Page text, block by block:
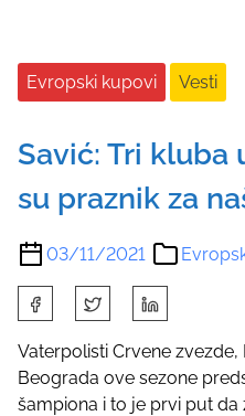
Evropski kupovi Vesti
Savić: Tri kluba
su praznik za
03/11/2021
h
a
r
e
Vaterpolisti Crvene
Beograda ove sezone
šampiona i to je prvi put